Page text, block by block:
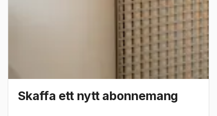
Skaffa ett nytt abonnemang